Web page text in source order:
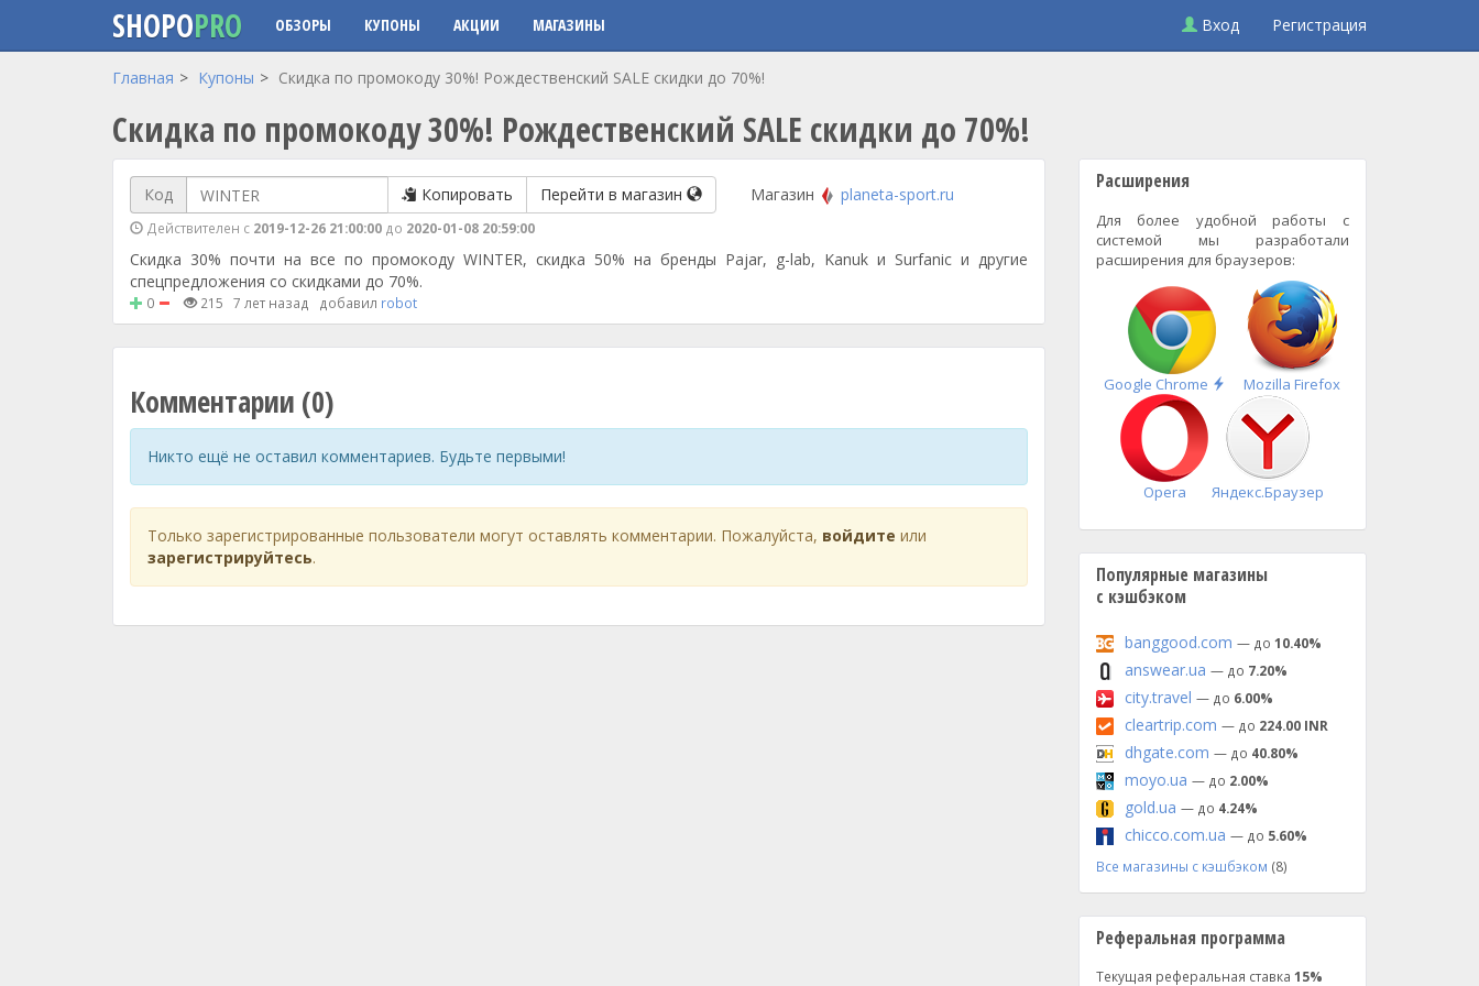
Перейти к основному содержанию
SHOPOPRO ОБЗОРЫ КУПОНЫ АКЦИИ МАГАЗИНЫ Вход Регистрация
Главная Купоны Скидка по промокоду 30%! Рождественский SALE скидки до 70%!
Скидка по промокоду 30%! Рождественский SALE скидки до 70%!
Код Копировать Перейти в магазин
Действителен с 2019-12-26 21:00:00 до 2020-01-08 20:59:00
Магазин planeta-sport.ru
Скидка 30% почти на все по промокоду WINTER, скидка 50% на бренды Pajar, g-lab, Kanuk и Surfanic и другие
спецпредложения со скидками до 70%.
0 215 7 лет назад добавил robot
Комментарии (0)
Никто ещё не оставил комментариев. Будьте первыми!
Только зарегистрированные пользователи могут оставлять комментарии. Пожалуйста, войдите или
зарегистрируйтесь.
Расширения
Для более удобной работы с
системой мы разработали
расширения для браузеров:
Google Chrome
Быстрая
установка
Mozilla Firefox
Opera Яндекс.Браузер
Популярные магазины
с кэшбэком
banggood.com — до 10.40%
answear.ua — до 7.20%
city.travel — до 6.00%
cleartrip.com — до 224.00 INR
dhgate.com — до 40.80%
moyo.ua — до 2.00%
gold.ua — до 4.24%
chicco.com.ua — до 5.60%
Все магазины с кэшбэком (8)
Реферальная программа
Текущая реферальная ставка 15%